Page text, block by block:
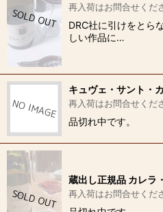
再入荷はお問合せくだ
DRC社に引けをとら
しい作品に…
キュヴェ・サント・
再入荷はお問合せくだ
品切れ中です。
蔵出し正規品 カレ
再入荷はお問合せくだ